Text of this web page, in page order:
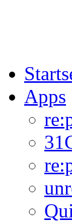
Apps